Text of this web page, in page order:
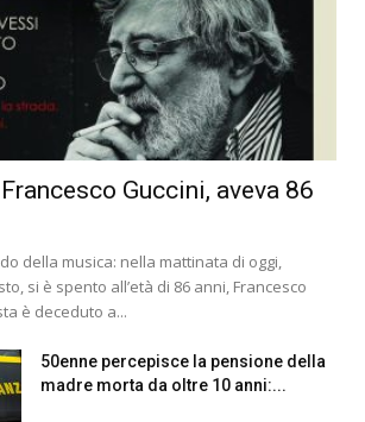
Francesco Guccini, aveva 86
della musica: nella mattinata di oggi,
si è spento all’età di 86 anni, Francesco
è deceduto a...
50enne percepisce la pensione della
madre morta da oltre 10 anni:...